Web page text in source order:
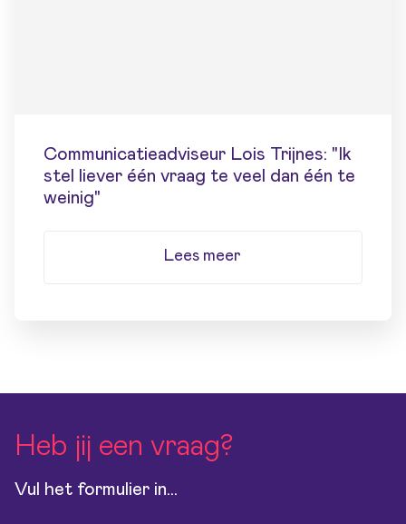
Communicatieadviseur Lois Trijnes: "Ik
stel liever één vraag te veel dan één te
weinig"
Lees meer
Heb jij een vraag?
Vul het formulier in...